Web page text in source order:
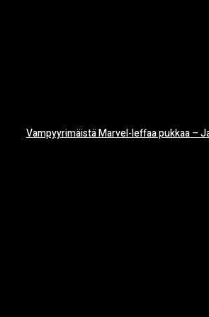
Vampyyrimäistä Marvel-leffaa pukkaa –